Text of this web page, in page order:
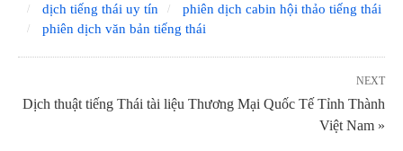
dịch tiếng thái uy tín
phiên dịch cabin hội thảo tiếng thái
phiên dịch văn bản tiếng thái
NEXT
Dịch thuật tiếng Thái tài liệu Thương Mại Quốc Tế Tỉnh Thành
Việt Nam »